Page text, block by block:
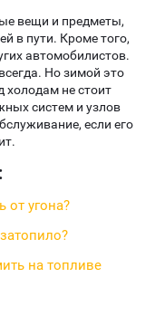
вещи и предметы,
в пути. Кроме того,
автомобилистов.
Но зимой это
холодам не стоит
систем и узлов
если его
от угона?
на топливе